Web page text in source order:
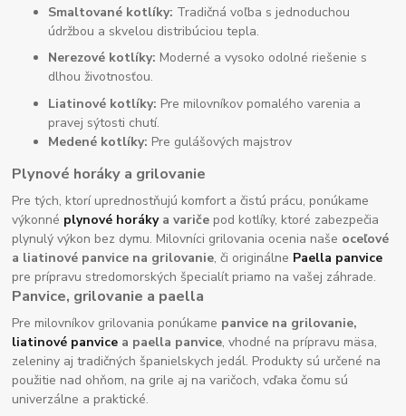
Smaltované kotlíky: Tradičná voľba s jednoduchou
údržbou a skvelou distribúciou tepla.
Nerezové kotlíky: Moderné a vysoko odolné riešenie s
dlhou životnosťou.
Liatinové kotlíky: Pre milovníkov pomalého varenia a
pravej sýtosti chutí.
Medené kotlíky: Pre gulášových majstrov
Plynové horáky a grilovanie
Pre tých, ktorí uprednostňujú komfort a čistú prácu, ponúkame
výkonné plynové horákya variče pod kotlíky, ktoré zabezpečia
plynulý výkon bez dymu. Milovníci grilovania ocenia naše oceľové
a liatinové panvice na grilovanie, či originálne Paella panvice
pre prípravu stredomorských špecialít priamo na vašej záhrade.
Panvice, grilovanie a paella
Pre milovníkov grilovania ponúkame panvice na grilovanie,
liatinové panvice a paella panvice, vhodné na prípravu mäsa,
zeleniny aj tradičných španielskych jedál. Produkty sú určené na
použitie nad ohňom, na grile aj na varičoch, vďaka čomu sú
univerzálne a praktické.